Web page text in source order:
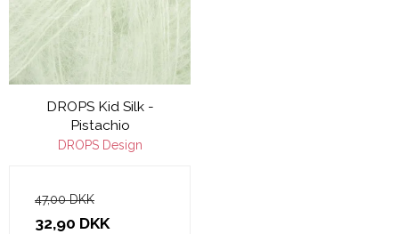
DROPS Kid Silk -
Pistachio
DROPS Design
47,00 DKK
32,90 DKK